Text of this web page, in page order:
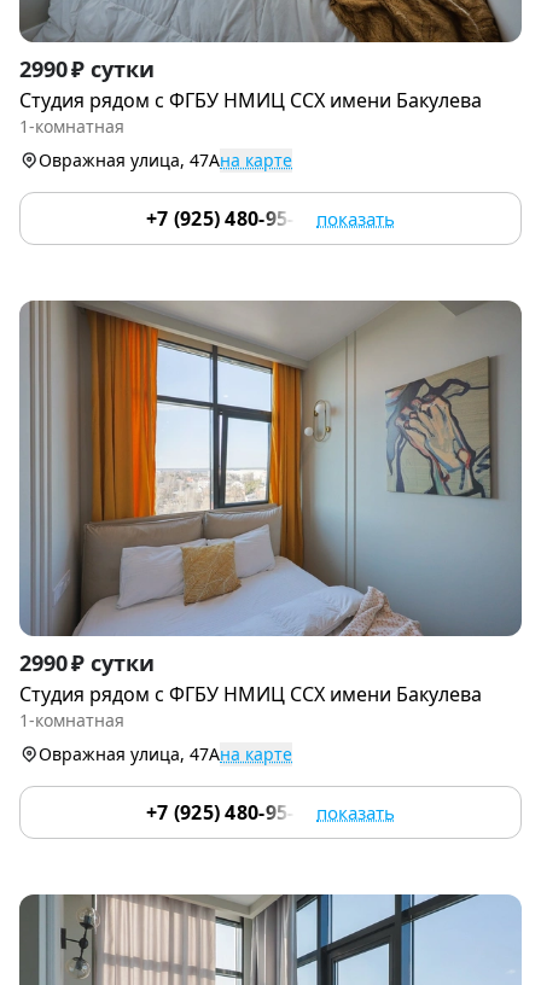
Item
1
of
2990 ₽ сутки
Студия рядoм с ФГБУ НМИЦ ССХ имени Бакулева
1-комнатная
Овражная улица, 47Ана карте
+7 (925) 480-95-17 показать
Item
1
of
9
2990 ₽ сутки
Студия рядoм с ФГБУ НМИЦ ССХ имени Бакулева
1-комнатная
Овражная улица, 47Ана карте
+7 (925) 480-95-17 показать